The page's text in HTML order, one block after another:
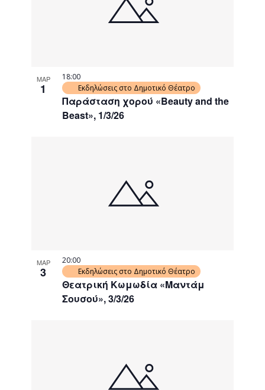
ΜΑΡ
1
Παράσταση χορού «Beauty and the
Beast», 1/3/26
18:00
Εκδηλώσεις στο Δημοτικό Θέατρο
ΜΑΡ
3
Θεατρική Κωμωδία «Μαντάμ
Σουσού», 3/3/26
20:00
Εκδηλώσεις στο Δημοτικό Θέατρο